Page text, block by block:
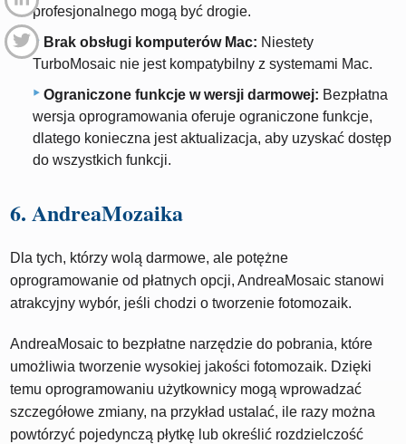
profesjonalnego mogą być drogie.
Brak obsługi komputerów Mac: Niestety
TurboMosaic nie jest kompatybilny z systemami Mac.
Ograniczone funkcje w wersji darmowej: Bezpłatna
wersja oprogramowania oferuje ograniczone funkcje,
dlatego konieczna jest aktualizacja, aby uzyskać dostęp
do wszystkich funkcji.
6. AndreaMozaika
Dla tych, którzy wolą darmowe, ale potężne
oprogramowanie od płatnych opcji, AndreaMosaic stanowi
atrakcyjny wybór, jeśli chodzi o tworzenie fotomozaik.
AndreaMosaic to bezpłatne narzędzie do pobrania, które
umożliwia tworzenie wysokiej jakości fotomozaik. Dzięki
temu oprogramowaniu użytkownicy mogą wprowadzać
szczegółowe zmiany, na przykład ustalać, ile razy można
powtórzyć pojedynczą płytkę lub określić rozdzielczość